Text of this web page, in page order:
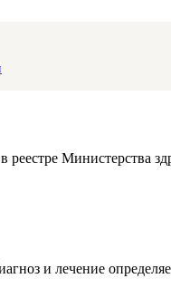
Министерства
и лечение